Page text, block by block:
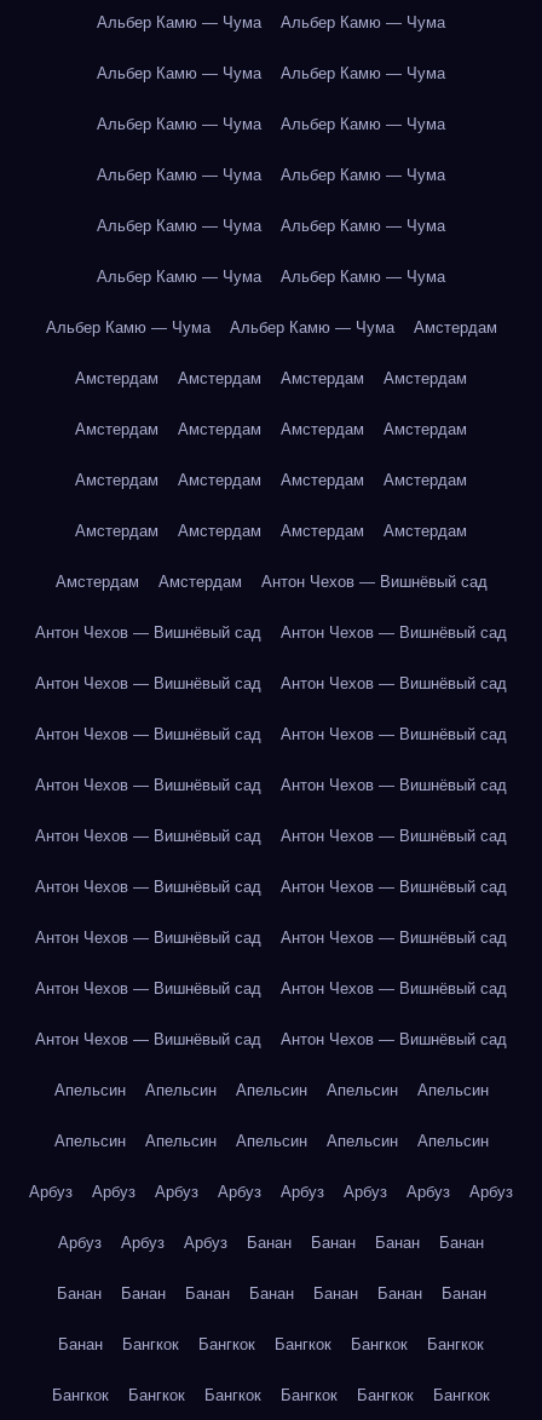
Альбер Камю — Чума Альбер Камю — Чума
Альбер Камю — Чума Альбер Камю — Чума
Альбер Камю — Чума Альбер Камю — Чума
Альбер Камю — Чума Альбер Камю — Чума
Альбер Камю — Чума Альбер Камю — Чума
Альбер Камю — Чума Альбер Камю — Чума
Альбер Камю — Чума Альбер Камю — Чума Амстердам
Амстердам Амстердам Амстердам Амстердам
Амстердам Амстердам Амстердам Амстердам
Амстердам Амстердам Амстердам Амстердам
Амстердам Амстердам Амстердам Амстердам
Амстердам Амстердам Антон Чехов — Вишнёвый сад
Антон Чехов — Вишнёвый сад Антон Чехов — Вишнёвый сад
Антон Чехов — Вишнёвый сад Антон Чехов — Вишнёвый сад
Антон Чехов — Вишнёвый сад Антон Чехов — Вишнёвый сад
Антон Чехов — Вишнёвый сад Антон Чехов — Вишнёвый сад
Антон Чехов — Вишнёвый сад Антон Чехов — Вишнёвый сад
Антон Чехов — Вишнёвый сад Антон Чехов — Вишнёвый сад
Антон Чехов — Вишнёвый сад Антон Чехов — Вишнёвый сад
Антон Чехов — Вишнёвый сад Антон Чехов — Вишнёвый сад
Антон Чехов — Вишнёвый сад Антон Чехов — Вишнёвый сад
Апельсин Апельсин Апельсин Апельсин Апельсин
Апельсин Апельсин Апельсин Апельсин Апельсин
Арбуз Арбуз Арбуз Арбуз Арбуз Арбуз Арбуз Арбуз
Арбуз Арбуз Арбуз Банан Банан Банан Банан
Банан Банан Банан Банан Банан Банан Банан
Банан Бангкок Бангкок Бангкок Бангкок Бангкок
Бангкок Бангкок Бангкок Бангкок Бангкок Бангкок